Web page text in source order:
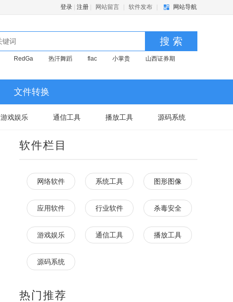
登录 注册 网站留言 软件发布 网站导航
搜 索
RedGa 热汗舞蹈 flac 小掌贵 山西证券期
文件转换
游戏娱乐 通信工具 播放工具 源码系统
软件栏目
网络软件 系统工具 图形图像
应用软件 行业软件 杀毒安全
游戏娱乐 通信工具 播放工具
源码系统
热门推荐